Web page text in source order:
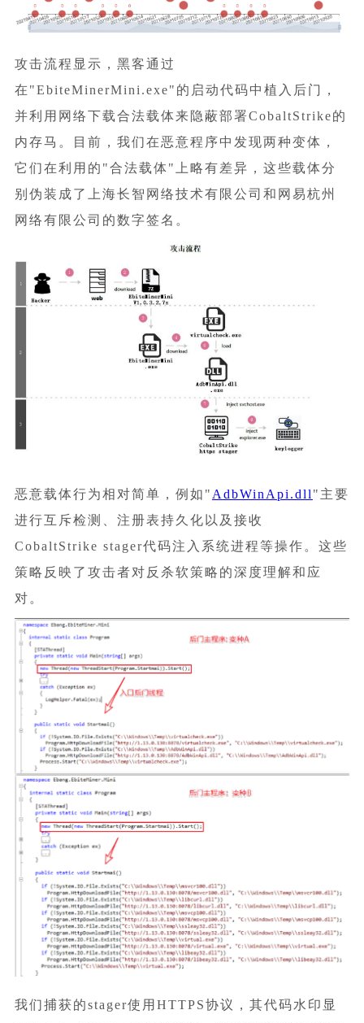
攻击流程显示，黑客通过
在"EbiteMinerMini.exe"的启动代码中植入后门，
并利用网络下载合法载体来隐蔽部署CobaltStrike的
内存马。目前，我们在恶意程序中发现两种变体，
它们在利用的"合法载体"上略有差异，这些载体分
别伪装成了上海长智网络技术有限公司和网易杭州
网络有限公司的数字签名。
恶意载体行为相对简单，例如" AdbWinApi.dll "主要
进行互斥检测、注册表持久化以及接收
CobaltStrike stager代码注入系统进程等操作。这些
策略反映了攻击者对反杀软策略的深度理解和应
对。
我们捕获的stager使用HTTPS协议，其代码水印显